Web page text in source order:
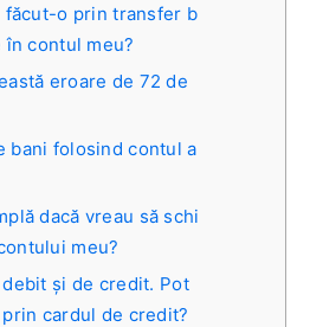
făcut-o prin transfer b
în contul meu?
eroare de 72 de
bani folosind contul a
dacă vreau să schi
meu?
și de credit. Pot
cardul de credit?